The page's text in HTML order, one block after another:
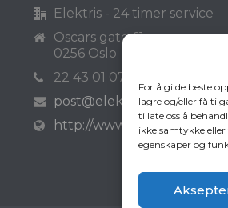
For å gi de beste
lagre og/eller få
tillate oss å
ikke samtykke
egenskaper og
Elektris - 24 timer service
Oscars gate 61,
0256 Oslo
22 43 01 07
post@elektris.no
http://www.elektris.no/